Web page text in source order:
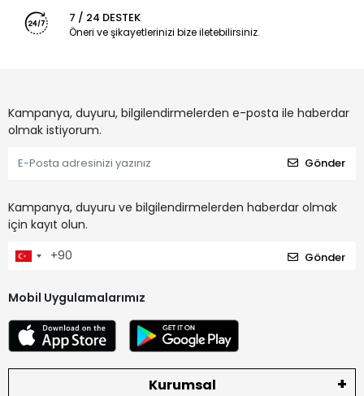
7 / 24 DESTEK
Öneri ve şikayetlerinizi bize iletebilirsiniz.
Kampanya, duyuru, bilgilendirmelerden e-posta ile haberdar
olmak istiyorum.
Gönder
Kampanya, duyuru ve bilgilendirmelerden haberdar olmak
için kayıt olun.
Gönder
Mobil Uygulamalarımız
Kurumsal